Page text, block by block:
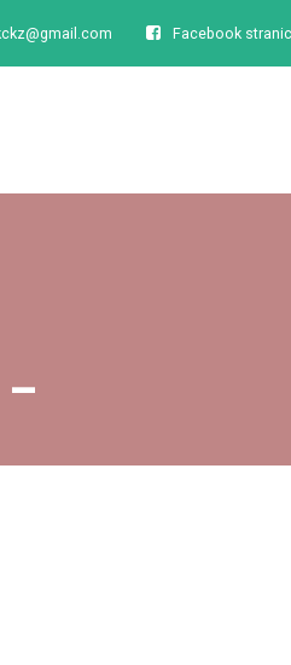
Facebook
–